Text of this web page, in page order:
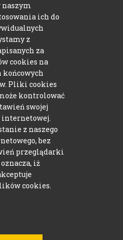
Płock
2
online
72 92
z nami
naszym
ich do
z
za
cookies na
końcowych
Pliki cookies
kontrolować
swojej
z naszego
bez
przeglądarki
iż
cookies.